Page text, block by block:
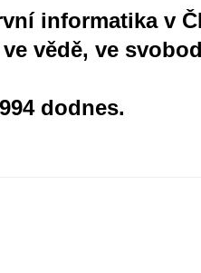
informatika v
vědě, ve
dodnes.